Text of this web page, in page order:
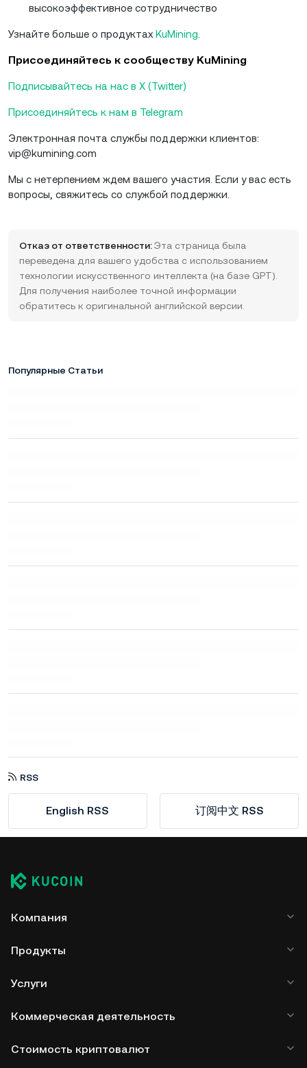
высокоэффективное сотрудничество
Узнайте больше о продуктах KuMining
Присоединяйтесь к сообществу KuMining
Подписывайтесь на нас в X (Twitter)
Присоединяйтесь к нам в Telegram
Электронная почта службы поддержки клиентов:
vip@kumining.com
Мы с нетерпением ждем вашего участия. Если у вас есть
вопросы, свяжитесь со службой поддержки.
Отказ от ответственности:Эта страница была
переведена для вашего удобства с использованием
технологии искусственного интеллекта (на базе GPT).
Для получения наиболее точной информации
обратитесь к оригинальной английской версии.
Популярные Статьи
RSS
English RSS 订阅中文 RSS
Компания
Продукты
Услуги
Коммерческая деятельность
Стоимость криптовалют